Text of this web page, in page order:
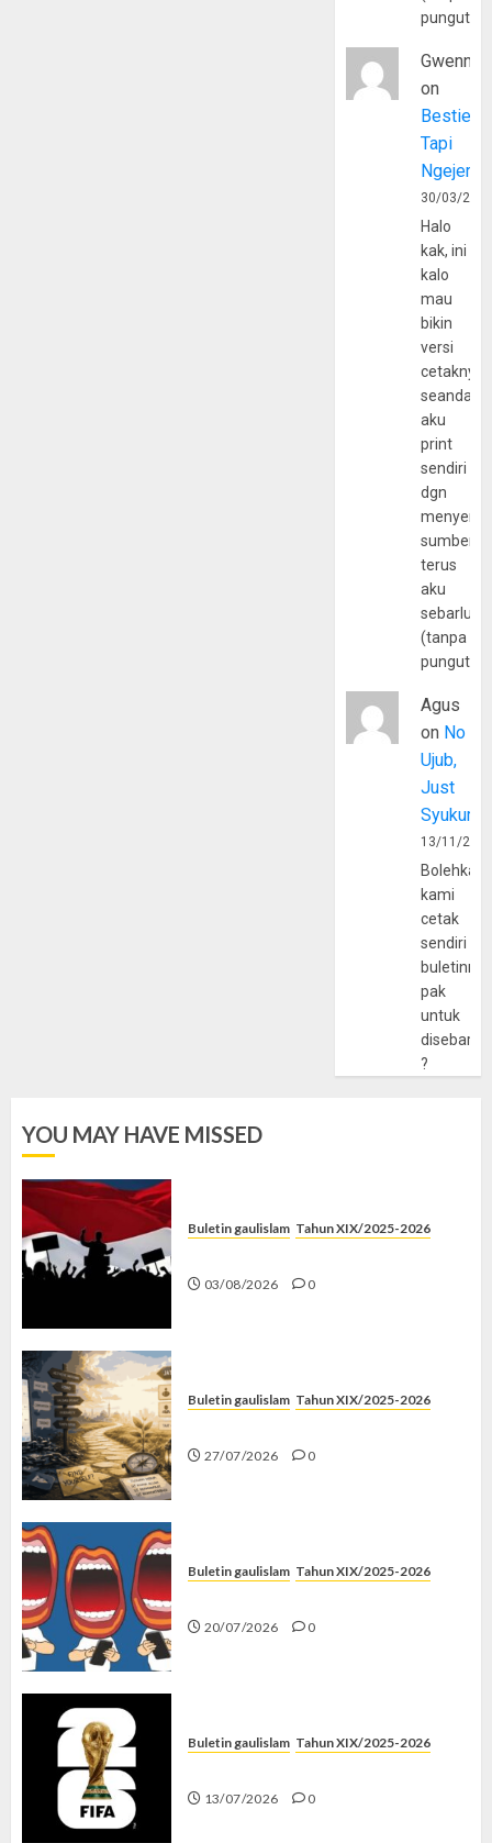
Gwenny
on
Bestie
Tapi
30/03/
Halo
kak, ini
kalo
mau
bikin
versi
cetaknya
aku
print
sendiri
dgn
sumber
terus
aku
(tanpa
Agus
on No
Ujub,
Just
Syukur
13/11/
Bolehkah
kami
cetak
sendiri
pak
untuk
?
YOU MAY HAVE MISSED
Buletin gaulislam Tahun XIX/2025-2026
03/08/2026 0
Buletin gaulislam Tahun XIX/2025-2026
27/07/2026 0
Buletin gaulislam Tahun XIX/2025-2026
20/07/2026 0
Buletin gaulislam Tahun XIX/2025-2026
13/07/2026 0